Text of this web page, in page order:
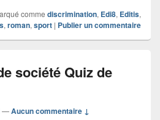
comme discrimination, Edi8, Editis,
, roman, sport | Publier un commentaire
société Quiz de
—Aucun commentaire ↓